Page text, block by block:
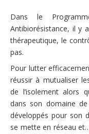
Dans le
Antibiorésistance, il y
thérapeutique, le
pas.
Pour lutter
réussir à mutualiser
de l’isolement alors
dans son domaine
développés pour son
se mette en réseau